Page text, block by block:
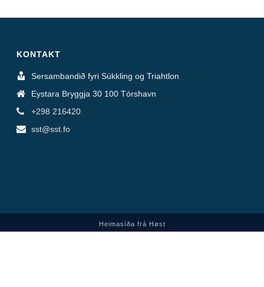
KONTAKT
Sersambandið fyri Súkkling og Triahtlon
Eystara Bryggja 30 100 Tórshavn
+298 216420
sst@sst.fo
Heimasíða frá Høst